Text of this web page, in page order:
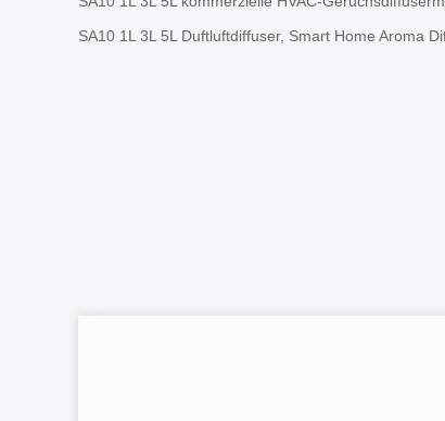
SA10 1L 3L 5L Duftluftdiffuser, Smart Home Aroma